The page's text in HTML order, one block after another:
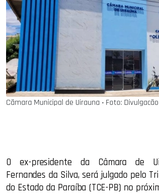
Cãmara Municipal de Uirauna ‧ Foto: Divulgacão
O ex-presidente da Câmara de
Fernandes da Silva, será julgado pelo
do Estado da Paraíba (TCE-PB) no